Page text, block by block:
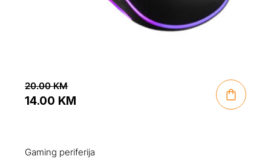
20.00KM
was:
14.00 KM
is:
Gaming periferija